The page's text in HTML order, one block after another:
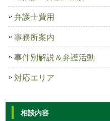
弁護士費用
事務所案内
事件別解説＆弁護活動
対応エリア
相談内容